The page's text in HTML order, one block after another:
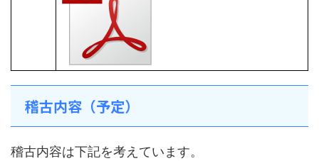
稽古内容（予定）
稽古内容は下記を考えています。